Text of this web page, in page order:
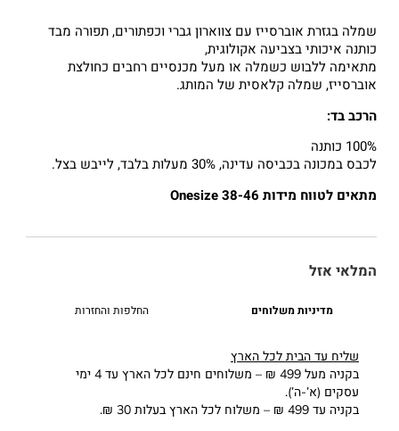
שמלה בגזרת אוברסייז עם צווארון גברי וכפתורים, תפורה מבד
כותנה איכותי בצביעה אקולוגית,
מתאימה ללבוש כשמלה או מעל מכנסיים רחבים כחולצת
אוברסייז, שמלה קלאסית של המותג.
הרכב בד:
100% כותנה
לכבס במכונה בכביסה עדינה, 30% מעלות בלבד, לייבש בצל.
מתאים לטווח מידות 38-46 Onesize
המלאי אזל
מדיניות משלוחים החלפות והחזרות
שליח עד הבית לכל הארץ
בקניה מעל 499 ₪ – משלוחים חינם לכל הארץ עד 4 ימי
עסקים (א’-ה’).
בקניה עד 499 ₪ – משלוח לכל הארץ בעלות 30 ₪.